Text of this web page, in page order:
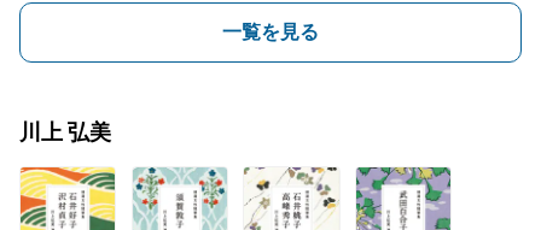
一覧を見る
川上 弘美